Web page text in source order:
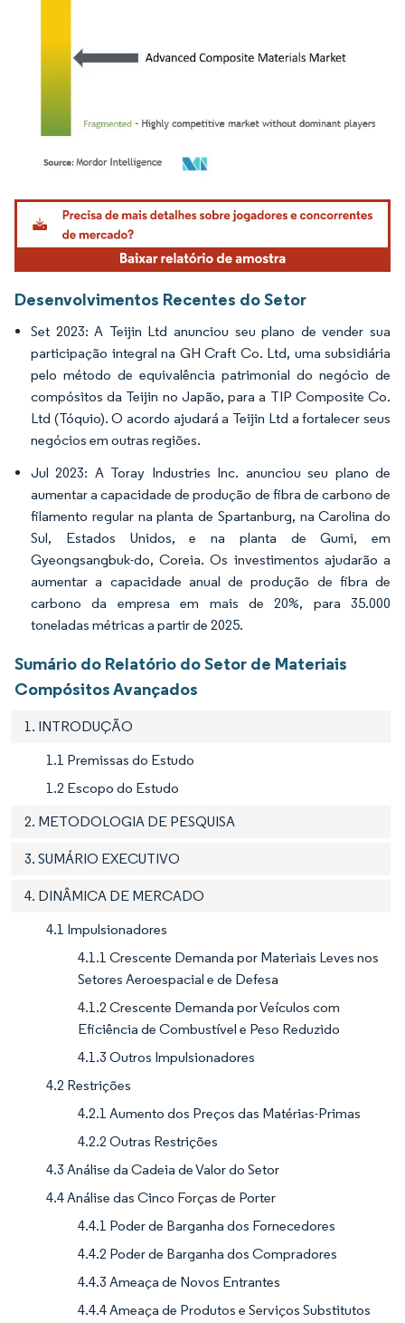
Imagem © Mordor Intelligence. O reuso requer atribuição conforme CC BY 4.0.
Desenvolvimentos Recentes do Setor
Set 2023: A Teijin Ltd anunciou seu plano de vender sua
participação integral na GH Craft Co. Ltd, uma subsidiária
pelo método de equivalência patrimonial do negócio de
compósitos da Teijin no Japão, para a TIP Composite Co.
Ltd (Tóquio). O acordo ajudará a Teijin Ltd a fortalecer seus
negócios em outras regiões.
Jul 2023: A Toray Industries Inc. anunciou seu plano de
aumentar a capacidade de produção de fibra de carbono de
filamento regular na planta de Spartanburg, na Carolina do
Sul, Estados Unidos, e na planta de Gumi, em
Gyeongsangbuk-do, Coreia. Os investimentos ajudarão a
aumentar a capacidade anual de produção de fibra de
carbono da empresa em mais de 20%, para 35.000
toneladas métricas a partir de 2025.
Sumário do Relatório do Setor de Materiais
Compósitos Avançados
1. INTRODUÇÃO
1.1 Premissas do Estudo
1.2 Escopo do Estudo
2. METODOLOGIA DE PESQUISA
3. SUMÁRIO EXECUTIVO
4. DINÂMICA DE MERCADO
4.1 Impulsionadores
4.1.1 Crescente Demanda por Materiais Leves nos
Setores Aeroespacial e de Defesa
4.1.2 Crescente Demanda por Veículos com
Eficiência de Combustível e Peso Reduzido
4.1.3 Outros Impulsionadores
4.2 Restrições
4.2.1 Aumento dos Preços das Matérias-Primas
4.2.2 Outras Restrições
4.3 Análise da Cadeia de Valor do Setor
4.4 Análise das Cinco Forças de Porter
4.4.1 Poder de Barganha dos Fornecedores
4.4.2 Poder de Barganha dos Compradores
4.4.3 Ameaça de Novos Entrantes
4.4.4 Ameaça de Produtos e Serviços Substitutos